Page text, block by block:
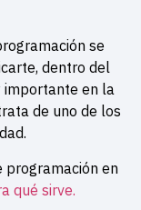
se
dentro del
importante en la
de uno de los
programación en
qué sirve.